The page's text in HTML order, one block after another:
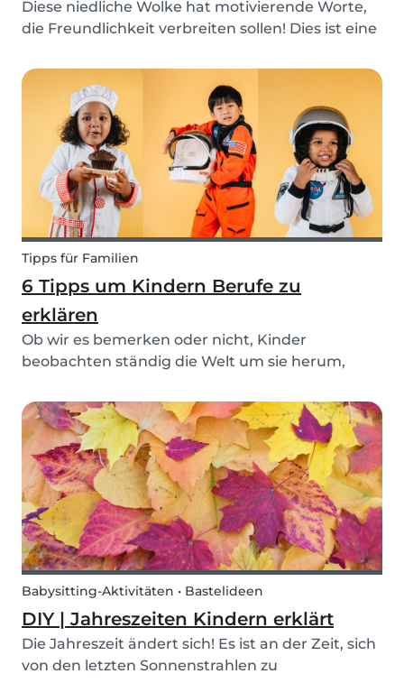
Diese niedliche Wolke hat motivierende Worte,
die Freundlichkeit verbreiten sollen! Dies ist eine
Positivität und kleine Taten der Freundlichkeit
beizubringen, die wir einander entgegenbringen
Tipps für Familien
6 Tipps um Kindern Berufe zu
erklären
Ob wir es bemerken oder nicht, Kinder
beobachten ständig die Welt um sie herum,
verstehen, was sie erleben. Dazu gehört auch,
welche Berufe Erwachsene ausüben. Die
folgenden Tipps machen es einf...
Babysitting-Aktivitäten • Bastelideen
DIY | Jahreszeiten Kindern erklärt
Die Jahreszeit ändert sich! Es ist an der Zeit, sich
von den letzten Sonnenstrahlen zu